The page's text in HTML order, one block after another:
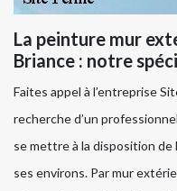
La peinture mur
Briance : notre
Faites appel à l’entreprise
recherche d’un
se mettre à la disposition de
ses environs. Par mur